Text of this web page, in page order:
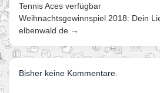
Tennis Aces verfügbar
Weihnachtsgewinnspiel 2018: Dein
elbenwald.de →
Bisher keine Kommentare.